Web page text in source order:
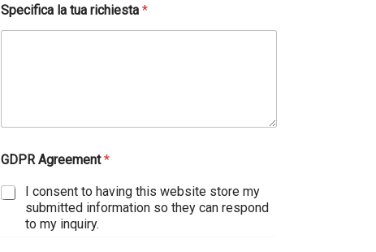
Specifica la tua richiesta*
a
GDPR Agreement*
I consent to having this website store my
submitted information so they can respond
to my inquiry.